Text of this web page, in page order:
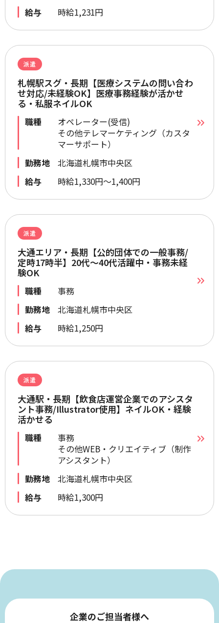
給与
時給1,231円
派遣
札幌駅スグ・長期【医療システムの問い合わ
せ対応/未経験OK】医療事務経験が活かせ
る・私服ネイルOK
職種
オペレーター(受信)
その他テレマーケティング（カスタ
マーサポート）
勤務地
北海道札幌市中央区
給与
時給1,330円～1,400円
派遣
大通エリア・長期【公的団体での一般事務/
定時17時半】20代～40代活躍中・事務未経
験OK
職種
事務
勤務地
北海道札幌市中央区
給与
時給1,250円
派遣
大通駅・長期【飲食店運営企業でのアシスタ
ント事務/Illustrator使用】ネイルOK・経験
活かせる
職種
事務
その他WEB・クリエイティブ（制作
アシスタント）
勤務地
北海道札幌市中央区
給与
時給1,300円
企業のご担当者様へ